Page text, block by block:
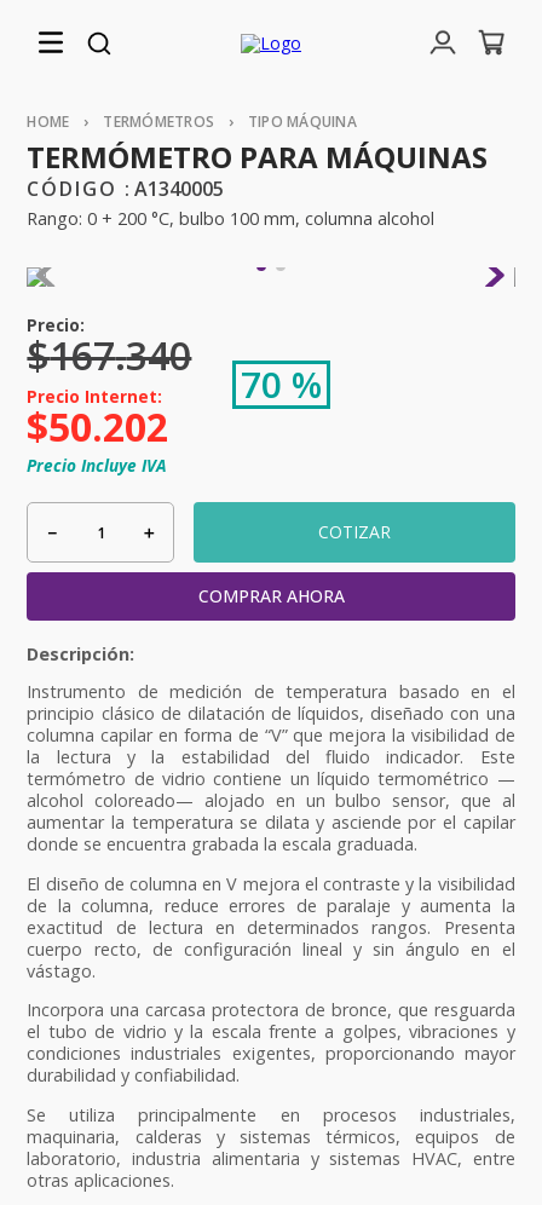
TERMÓMETROS TIPO MÁQUINA
TERMÓMETRO PARA MÁQUINAS
: A1340005
Rango: 0 + 200 °C, bulbo 100 mm, columna alcohol
$167.340
70 %
$50.202
Precio Incluye IVA
＋
－ COTIZAR
COMPRAR AHORA
Instrumento de medición de temperatura basado en el
principio clásico de dilatación de líquidos, diseñado con una
columna capilar en forma de “V” que mejora la visibilidad de
la lectura y la estabilidad del fluido indicador. Este
termómetro de vidrio contiene un líquido termométrico —
alcohol coloreado— alojado en un bulbo sensor, que al
aumentar la temperatura se dilata y asciende por el capilar
donde se encuentra grabada la escala graduada.
El diseño de columna en V mejora el contraste y la visibilidad
de la columna, reduce errores de paralaje y aumenta la
exactitud de lectura en determinados rangos. Presenta
cuerpo recto, de configuración lineal y sin ángulo en el
vástago.
Incorpora una carcasa protectora de bronce, que resguarda
el tubo de vidrio y la escala frente a golpes, vibraciones y
condiciones industriales exigentes, proporcionando mayor
durabilidad y confiabilidad.
Se utiliza principalmente en procesos industriales,
maquinaria, calderas y sistemas térmicos, equipos de
laboratorio, industria alimentaria y sistemas HVAC, entre
otras aplicaciones.